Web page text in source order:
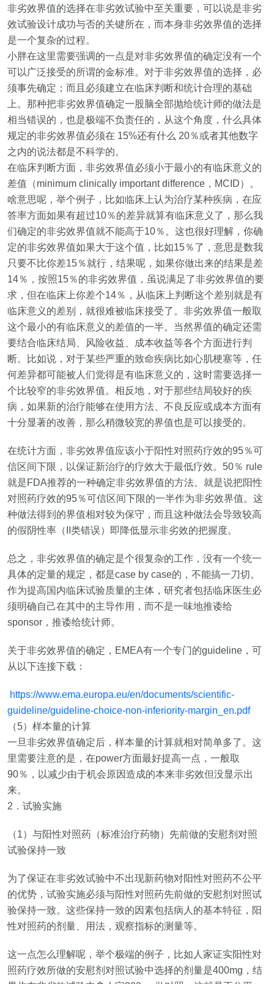
非劣效界值的选择在非劣效试验中至关重要，可以说是非劣
效试验设计成功与否的关键所在，而本身非劣效界值的选择
是一个复杂的过程。
小胖在这里需要强调的一点是对非劣效界值的确定没有一个
可以广泛接受的所谓的金标准。对于非劣效界值的选择，必
须事先确定；而且必须建立在临床判断和统计合理的基础
上。那种把非劣效界值确定一股脑全部抛给统计师的做法是
相当错误的，也是极端不负责任的，从这个角度，什么具体
规定的非劣效界值必须在 15%还有什么 20％或者其他数字
之内的说法都是不科学的。
在临床判断方面，非劣效界值必须小于最小的有临床意义的
差值（minimum clinically important difference ， MCID）。
啥意思呢，举个例子，比如临床上认为治疗某种疾病，在应
答率方面如果有超过10％的差异就算有临床意义了，那么我
们确定的非劣效界值就不能高于10％。这也很好理解，你确
定的非劣效界值如果大于这个值，比如15％了，意思是数我
只要不比你差15％就行，结果呢，如果你做出来的结果是差
14％，按照15％的非劣效界值，虽说满足了非劣效界值的要
求，但在临床上你差个14％，从临床上判断这个差别就是有
临床意义的差别，就很难被临床接受了。非劣效界值一般取
这个最小的有临床意义的差值的一半。当然界值的确定还需
要结合临床结局、风险收益、成本收益等各个方面进行判
断。比如说，对于某些严重的致命疾病比如心肌梗塞等，任
何差异都可能被人们觉得是有临床意义的，这时需要选择一
个比较窄的非劣效界值。相反地，对于那些结局较好的疾
病，如果新的治疗能够在使用方法、不良反应或成本方面有
十分显著的改善，那么稍微较宽的界值也是可以接受的。
在统计方面，非劣效界值应该小于阳性对照药疗效的95％可
信区间下限，以保证新治疗的疗效大于最低疗效。 50％ rule
就是FDA推荐的一种确定非劣效界值的方法。就是说把阳性
对照药疗效的95％可信区间下限的一半作为非劣效界值。这
种做法得到的界值相对较为保守，而且这种做法会导致较高
的假阴性率（ 类错误）即降低显示非劣效的把握度。
总之，非劣效界值的确定是个很复杂的工作，没有一个统一
具体的定量的规定，都是case by case的，不能搞一刀切。
作为提高国内临床试验质量的主体，研究者包括临床医生必
须明确自己在其中的主导作用，而不是一味地推诿给
sponsor ，推诿给统计师。
关于非劣效界值的确定， EMEA有一个专门的guideline ，可
从以下连接下载：
https://www.ema.europa.eu/en/documents/scientific-
guideline/guideline-choice-non-inferiority-margin_en.pdf
（5）样本量的计算
一旦非劣效界值确定后，样本量的计算就相对简单多了。这
里需要注意的是，在power方面最好提高一点，一般取
90％，以减少由于机会原因造成的本来非劣效但没显示出
来。
2 ．试验实施
（1）与阳性对照药（标准治疗药物）先前做的安慰剂对照
试验保持一致
为了保证在非劣效试验中不出现新药物对阳性对照药不公平
的优势，试验实施必须与阳性对照药先前做的安慰剂对照试
验保持一致。这些保持一致的因素包括病人的基本特征，阳
性对照药的剂量、用法，观察指标的测量等。
这一点怎么理解呢，举个极端的例子，比如人家证实阳性对
照药疗效所做的安慰剂对照试验中选择的剂量是400mg ，结